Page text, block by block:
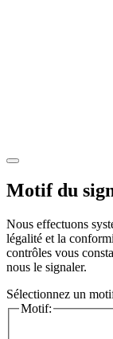
Motif du
Nous effectuons
légalité et la
contrôles vous
nous le signaler.
Sélectionnez un
Motif: